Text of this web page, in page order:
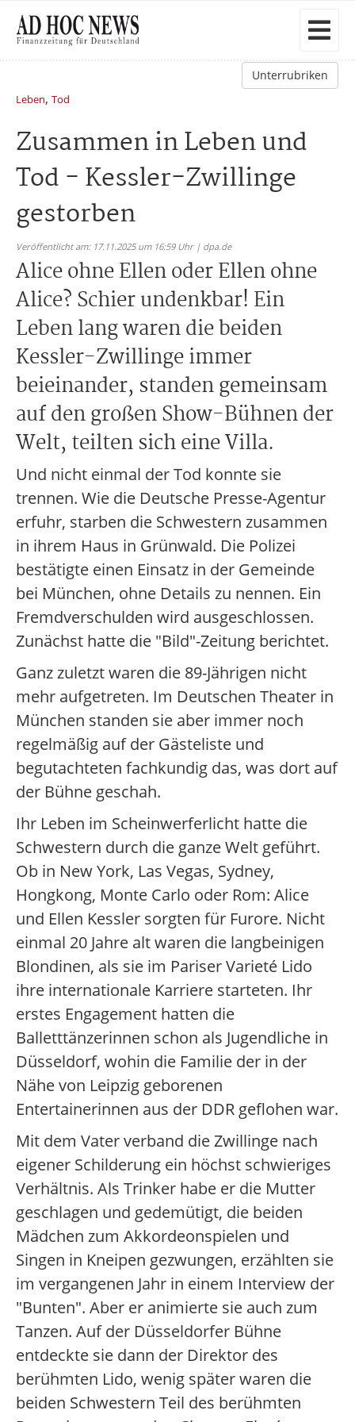
Unterrubriken
Leben, Tod
Zusammen in Leben und
Tod - Kessler-Zwillinge
gestorben
Veröffentlicht am: 17.11.2025 um 16:59 Uhr | dpa.de
Alice ohne Ellen oder Ellen ohne
Alice? Schier undenkbar! Ein
Leben lang waren die beiden
Kessler-Zwillinge immer
beieinander, standen gemeinsam
auf den großen Show-Bühnen der
Welt, teilten sich eine Villa.
Und nicht einmal der Tod konnte sie
trennen. Wie die Deutsche Presse-Agentur
erfuhr, starben die Schwestern zusammen
in ihrem Haus in Grünwald. Die Polizei
bestätigte einen Einsatz in der Gemeinde
bei München, ohne Details zu nennen. Ein
Fremdverschulden wird ausgeschlossen.
Zunächst hatte die "Bild"-Zeitung berichtet.
Ganz zuletzt waren die 89-Jährigen nicht
mehr aufgetreten. Im Deutschen Theater in
München standen sie aber immer noch
regelmäßig auf der Gästeliste und
begutachteten fachkundig das, was dort auf
der Bühne geschah.
Ihr Leben im Scheinwerferlicht hatte die
Schwestern durch die ganze Welt geführt.
Ob in New York, Las Vegas, Sydney,
Hongkong, Monte Carlo oder Rom: Alice
und Ellen Kessler sorgten für Furore. Nicht
einmal 20 Jahre alt waren die langbeinigen
Blondinen, als sie im Pariser Varieté Lido
ihre internationale Karriere starteten. Ihr
erstes Engagement hatten die
Balletttänzerinnen schon als Jugendliche in
Düsseldorf, wohin die Familie der in der
Nähe von Leipzig geborenen
Entertainerinnen aus der DDR geflohen war.
Mit dem Vater verband die Zwillinge nach
eigener Schilderung ein höchst schwieriges
Verhältnis. Als Trinker habe er die Mutter
geschlagen und gedemütigt, die beiden
Mädchen zum Akkordeonspielen und
Singen in Kneipen gezwungen, erzählten sie
im vergangenen Jahr in einem Interview der
"Bunten". Aber er animierte sie auch zum
Tanzen. Auf der Düsseldorfer Bühne
entdeckte sie dann der Direktor des
berühmten Lido, wenig später waren die
beiden Schwestern Teil des berühmten